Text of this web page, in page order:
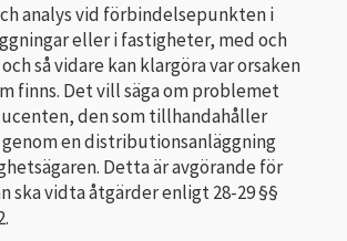
analys vid förbindelsepunkten i
eller i fastigheter, med och
så vidare kan klargöra var orsaken
finns. Det vill säga om problemet
den som tillhandahåller
en distributionsanläggning
Detta är avgörande för
ska vidta åtgärder enligt 28-29 §§